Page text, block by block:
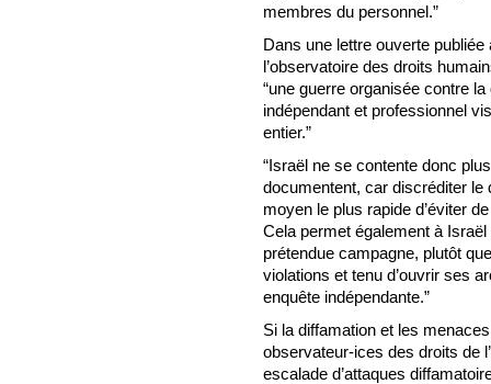
membres du personnel.”
Dans une lettre ouverte publiée
l’observatoire des droits
“une guerre organisée contre
indépendant et professionnel
entier.”
“Israël ne se contente donc
documentent, car discréditer le
moyen le plus rapide d’éviter
Cela permet également à
prétendue campagne, plutôt
violations et tenu d’ouvrir ses
enquête indépendante.”
Si la diffamation et les
observateur-ices des droits de
escalade d’attaques